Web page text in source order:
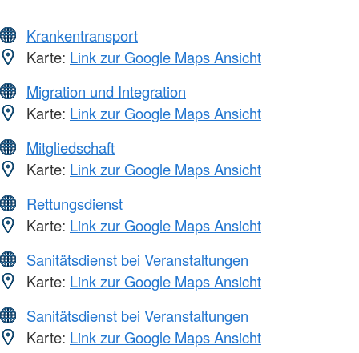
Krankentransport
Karte: Link zur Google Maps Ansicht
Migration und Integration
Karte: Link zur Google Maps Ansicht
Mitgliedschaft
Karte: Link zur Google Maps Ansicht
Rettungsdienst
Karte: Link zur Google Maps Ansicht
Sanitätsdienst bei Veranstaltungen
Karte: Link zur Google Maps Ansicht
Sanitätsdienst bei Veranstaltungen
Karte: Link zur Google Maps Ansicht